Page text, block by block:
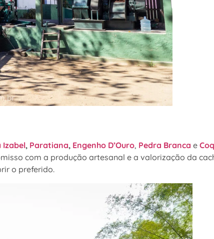
Izabel, Paratiana, Engenho D’Ouro, Pedra Branca e
com a produção artesanal e a valorização da
o preferido.